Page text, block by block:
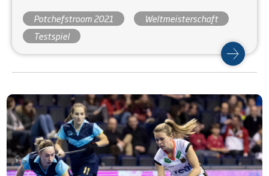
an diesem Tag vieles. Die Juniorinnen haben den
Lehrgang nicht nur dazu genutzt, der U21 mit Blick
auf Südafrika ein neues Gesicht zu geben, sie
leisteten auch einen Beitrag, die Außendarstellung
Beendigung des Lehrgangs am Wochenende den
finalen Kader für die U21-WM im südafrikanischen
Potchefstroom.
Potchefstroom 2021
Weltmeisterschaft
Testspiel